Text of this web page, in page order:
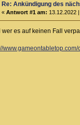
Re: Ankündigung des
«Antwort #1 am: 13.12.2022
wer es auf keinen Fall